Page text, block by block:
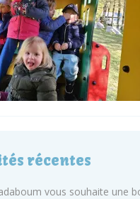
récentes
vous souhaite une